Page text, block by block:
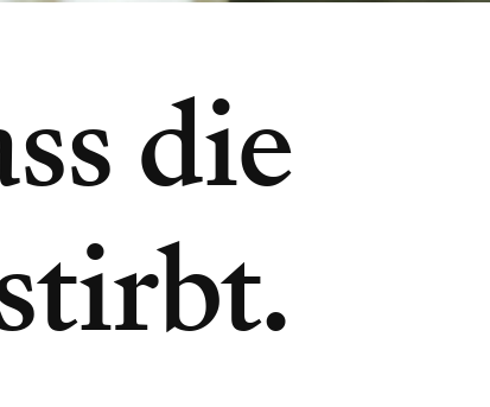
die